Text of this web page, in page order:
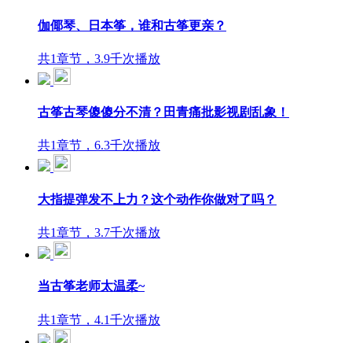
伽倻琴、日本筝，谁和古筝更亲？
共1章节，3.9千次播放
古筝古琴傻傻分不清？田青痛批影视剧乱象！
共1章节，6.3千次播放
大指提弹发不上力？这个动作你做对了吗？
共1章节，3.7千次播放
当古筝老师太温柔~
共1章节，4.1千次播放